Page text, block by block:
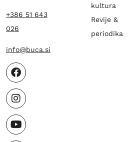
+386 51 643
026
info@buca.si
kultura
Revije &
periodika